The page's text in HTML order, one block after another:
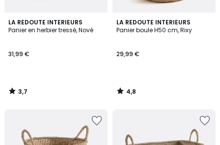
LA REDOUTE INTERIEURS
Panier en herbier tressé, Nové
31,99 €
3,7
/ 5
3,7
/
LA REDOUTE INTERIEURS
Panier boule H50 cm, Rixy
29,99 €
4,8
/ 5
4,8
/